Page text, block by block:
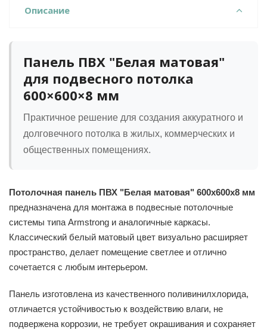
Описание
Панель ПВХ "Белая матовая"
для подвесного потолка
600×600×8 мм
Практичное решение для создания аккуратного и
долговечного потолка в жилых, коммерческих и
общественных помещениях.
Потолочная панель ПВХ "Белая матовая" 600х600х8 мм
предназначена для монтажа в подвесные потолочные
системы типа Armstrong и аналогичные каркасы.
Классический белый матовый цвет визуально расширяет
пространство, делает помещение светлее и отлично
сочетается с любым интерьером.
Панель изготовлена из качественного поливинилхлорида,
отличается устойчивостью к воздействию влаги, не
подвержена коррозии, не требует окрашивания и сохраняет